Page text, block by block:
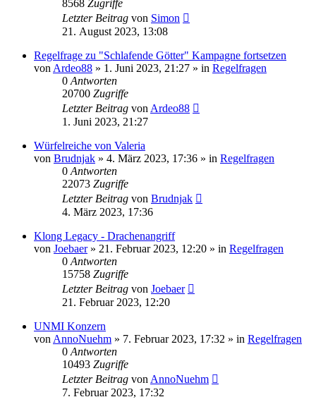
8568 Zugriffe
Letzter Beitrag von Simon
21. August 2023, 13:08
Regelfrage zu "Schlafende Götter" Kampagne fortsetzen
von Ardeo88 » 1. Juni 2023, 21:27 » in Regelfragen
0 Antworten
20700 Zugriffe
Letzter Beitrag von Ardeo88
1. Juni 2023, 21:27
Würfelreiche von Valeria
von Brudnjak » 4. März 2023, 17:36 » in Regelfragen
0 Antworten
22073 Zugriffe
Letzter Beitrag von Brudnjak
4. März 2023, 17:36
Klong Legacy - Drachenangriff
von Joebaer» 21. Februar 2023, 12:20 » in Regelfragen
0 Antworten
15758 Zugriffe
Letzter Beitrag von Joebaer
21. Februar 2023, 12:20
UNMI Konzern
von AnnoNuehm » 7. Februar 2023, 17:32 » in Regelfragen
0 Antworten
10493 Zugriffe
Letzter Beitrag von AnnoNuehm
7. Februar 2023, 17:32